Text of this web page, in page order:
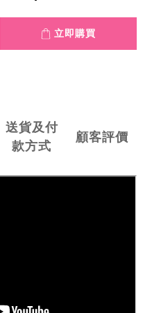
立即購買
送貨及付
款方式
顧客評價